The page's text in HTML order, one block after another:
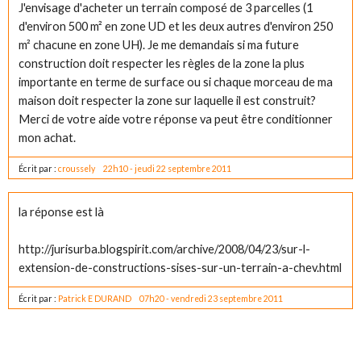
J'envisage d'acheter un terrain composé de 3 parcelles (1
d'environ 500 m² en zone UD et les deux autres d'environ 250
m² chacune en zone UH). Je me demandais si ma future
construction doit respecter les règles de la zone la plus
importante en terme de surface ou si chaque morceau de ma
maison doit respecter la zone sur laquelle il est construit?
Merci de votre aide votre réponse va peut être conditionner
mon achat.
Écrit par :croussely 22h10-jeudi 22 septembre 2011
la réponse est là
http://jurisurba.blogspirit.com/archive/2008/04/23/sur-l-
extension-de-constructions-sises-sur-un-terrain-a-chev.html
Écrit par : Patrick E DURAND 07h20-vendredi 23 septembre 2011